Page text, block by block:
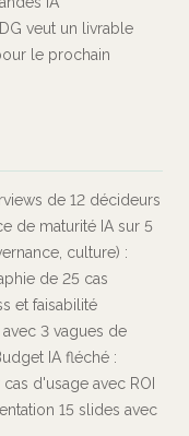
veut un livrable
le prochain
de 12 décideurs
de maturité IA sur 5
culture) :
de 25 cas
et faisabilité
3 vagues de
IA fléché :
d'usage avec ROI
15 slides avec